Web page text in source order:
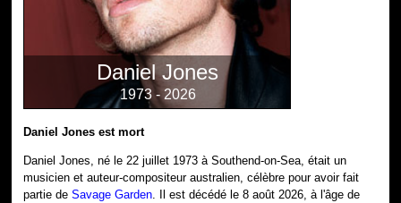
Daniel Jones
1973 - 2026
Daniel Jones est mort
Daniel Jones, né le 22 juillet 1973 à Southend-on-Sea, était un
musicien et auteur-compositeur australien, célèbre pour avoir fait
partie deSavage Garden . Il est décédé le 8 août 2026, à l'âge de